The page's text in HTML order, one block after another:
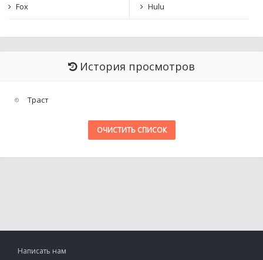
Fox Hulu
История просмотров
Траст
ОЧИСТИТЬ СПИСОК
Написать нам